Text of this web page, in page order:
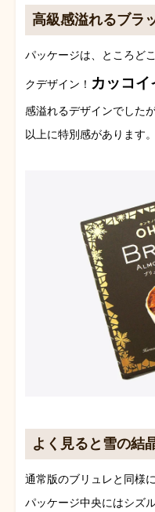
高級感溢れるブラ
パッケージは、ところど
クデザイン！ カッコイ
感溢れるデザインでした
以上に特別感があります。
よく見ると雪の結
通常版のブリュレと同様
パッケージ中央にはシズ